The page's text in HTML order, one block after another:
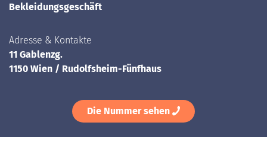
Bekleidungsgeschäft
Adresse & Kontakte
11 Gablenzg.
1150 Wien / Rudolfsheim-Fünfhaus
Die Nummer sehen